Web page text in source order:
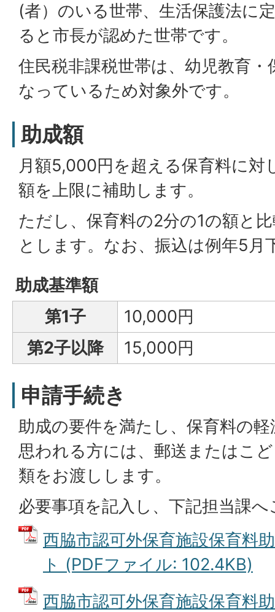
(者）のいる世帯、生活保護法に
ると市長が認めた世帯です。
住民税非課税世帯は、幼児教育
なっているため対象外です。
助成額
月額5,000円を超える保育料に対
額を上限に補助します。
ただし、保育料の2分の1の額と
とします。なお、振込は例年5月
助成基準額
第1子
10,000円
第2子以降
15,000円
申請手続き
助成の要件を満たし、保育料の
思われる方には、郵送またはこ
類をお渡しします。
必要事項を記入し、下記担当課
西脇市認可外保育施設保育料
ト (PDFファイル: 102.4KB)
西脇市認可外保育施設保育料